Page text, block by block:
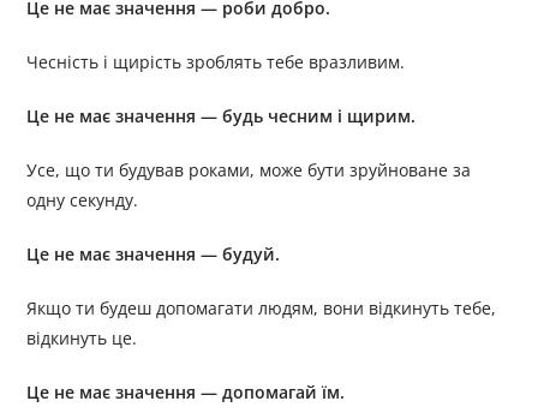
Це не має значення — роби добро.
Чесність і щирість зроблять тебе вразливим.
Це не має значення — будь чесним і щирим.
Усе, що ти будував роками, може бути зруйноване за
одну секунду.
Це не має значення — будуй.
Якщо ти будеш допомагати людям, вони відкинуть тебе,
відкинуть це.
Це не має значення — допомагай їм.